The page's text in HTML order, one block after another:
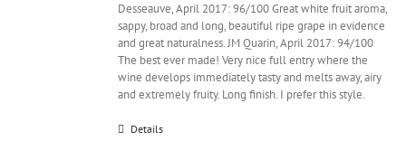
Desseauve, April 2017: 96/100 Great white fruit aroma,
sappy, broad and long, beautiful ripe grape in evidence
and great naturalness. JM Quarin, April 2017: 94/100
The best ever made! Very nice full entry where the
wine develops immediately tasty and melts away, airy
and extremely fruity. Long finish. I prefer this style.
Details